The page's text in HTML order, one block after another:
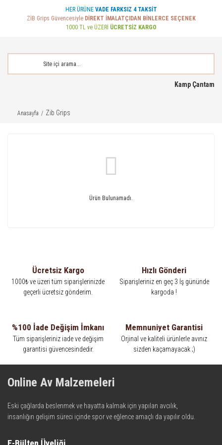
HER ÜRÜNE VADE FARKSIZ 4 TAKSİT
ZİB Grips Güvencesiyle DİREKT İMALATÇIDAN BİNLERCE SEÇENEK
1000 TL ve ÜZERİ ÜCRETSİZ KARGO
Kamp Çantam
Anasayfa Zib Grips
Ürün Bulunamadı.
Ücretsiz Kargo
1000₺ ve üzeri tüm siparişlerinizde
geçerli ücretsiz gönderim.
Hızlı Gönderi
Siparişleriniz en geç 3 İş gününde
kargoda !
%100 İade Değişim İmkanı
Tüm siparişleriniz iade ve değişim
garantisi güvencesindedir.
Memnuniyet Garantisi
Orjinal ve kaliteli ürünlerle avınız
sizden kaçamayacak ;)
Online Av Malzemeleri
Eski çağlarda beslenmek ve hayatta kalmak için yapılan avcılık,
insanlığın gelişim süreci içinde spor ve eğlence amaçlı da yapılır oldu.
teknolojinin dokunuşuyla av malzemelerinde en iyisini meydana